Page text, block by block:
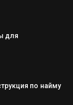
для
по найму